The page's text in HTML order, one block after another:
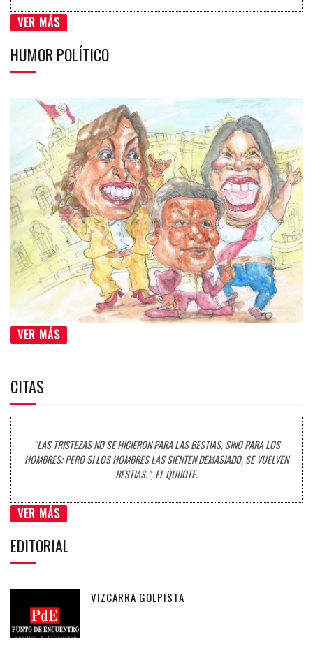
VER MÁS
HUMOR POLÍTICO
VER MÁS
CITAS
“LAS TRISTEZAS NO SE HICIERON PARA LAS BESTIAS, SINO PARA LOS
HOMBRES; PERO SI LOS HOMBRES LAS SIENTEN DEMASIADO, SE VUELVEN
BESTIAS.”, EL QUIJOTE.
VER MÁS
EDITORIAL
VIZCARRA GOLPISTA